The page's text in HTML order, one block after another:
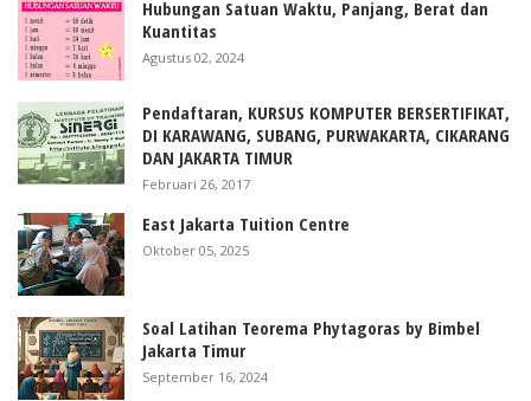
Hubungan Satuan Waktu, Panjang, Berat dan
Kuantitas
Agustus 02, 2024
Pendaftaran, KURSUS KOMPUTER BERSERTIFIKAT,
DI KARAWANG, SUBANG, PURWAKARTA, CIKARANG
DAN JAKARTA TIMUR
Februari 26, 2017
East Jakarta Tuition Centre
Oktober 05, 2025
Soal Latihan Teorema Phytagoras by Bimbel
Jakarta Timur
September 16, 2024